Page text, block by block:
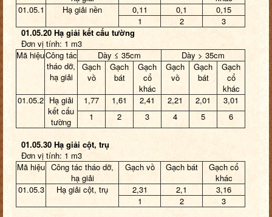
01.05.1
Hạ giải nền 0,11 0,1
0,15
1
2
3
01.05.20 Hạ giải kết cấu tường
Đơn vị tính: 1 m3
Mã hiệuCông tác
tháo dỡ,
hạ giải
Dày ≤ 35cm
Dày > 35cm
Gạch
vồ
Gạch
bát
Gạch
cổ
khác
Gạch
vồ
Gạch
bát
Gạch
cổ
khác
01.05.2 Hạ giải
kết cấu
tường
1,77 1,61 2,41 2,21 2,01
3,01
1
2 3 4 5 6
01.05.30 Hạ giải cột, trụ
Đơn vị tính: 1 m3
Mã hiệu Công tác tháo dỡ,
hạ giải
Gạch vồ Gạch bát
Gạch cổ
khác
01.05.3
Hạ giải cột, trụ 2,31 2,1
3,16
1
2
3